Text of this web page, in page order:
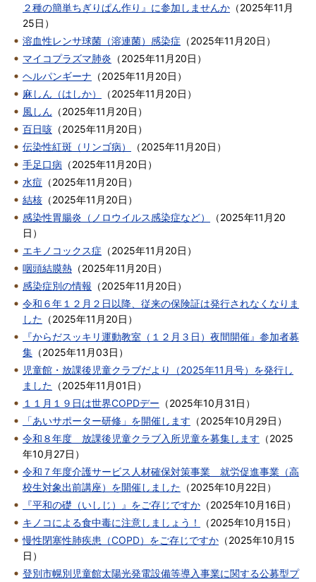
２種の簡単ちぎりぱん作り』に参加しませんか （2025年11月
25日 ）
溶血性レンサ球菌（溶連菌）感染症 （2025年11月20日 ）
マイコプラズマ肺炎 （2025年11月20日 ）
ヘルパンギーナ （2025年11月20日 ）
麻しん（はしか）
（2025年11月20日 ）
風しん （2025年11月20日 ）
百日咳 （2025年11月20日 ）
伝染性紅斑（リンゴ病）
（2025年11月20日 ）
手足口病 （2025年11月20日 ）
水痘 （2025年11月20日 ）
結核 （2025年11月20日 ）
感染性胃腸炎（ノロウイルス感染症など）
（2025年11月20
日 ）
エキノコックス症 （2025年11月20日 ）
咽頭結膜熱 （2025年11月20日 ）
感染症別の情報 （2025年11月20日 ）
令和６年１２月２日以降、従来の保険証は発行されなくなりま
した （2025年11月20日 ）
『からだスッキリ運動教室（１２月３日）夜間開催』参加者募
集 （2025年11月03日 ）
児童館・放課後児童クラブだより（2025年11月号）を発行し
ました （2025年11月01日 ）
１１月１９日は世界COPDデー （2025年10月31日 ）
「あいサポーター研修」を開催します （2025年10月29日 ）
令和８年度 放課後児童クラブ入所児童を募集します （2025
年10月27日 ）
令和７年度介護サービス人材確保対策事業 就労促進事業（高
校生対象出前講座）を開催しました （2025年10月22日 ）
『平和の礎（いしじ）』をご存じですか （2025年10月16日 ）
キノコによる食中毒に注意しましょう！
（2025年10月15日 ）
慢性閉塞性肺疾患（COPD）をご存じですか （2025年10月15
日 ）
登別市幌別児童館太陽光発電設備等導入事業に関する公募型プ